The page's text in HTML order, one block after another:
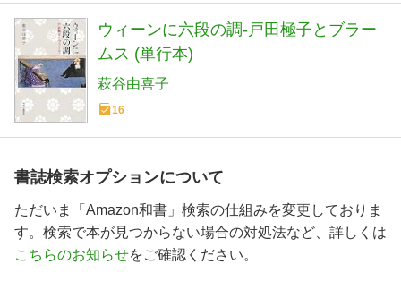
ウィーンに六段の調-戸田極子とブラー
ムス (単行本)
萩谷由喜子
16
書誌検索オプションについて
ただいま「Amazon和書」検索の仕組みを変更しておりま
す。検索で本が見つからない場合の対処法など、詳しくは
こちらのお知らせをご確認ください。